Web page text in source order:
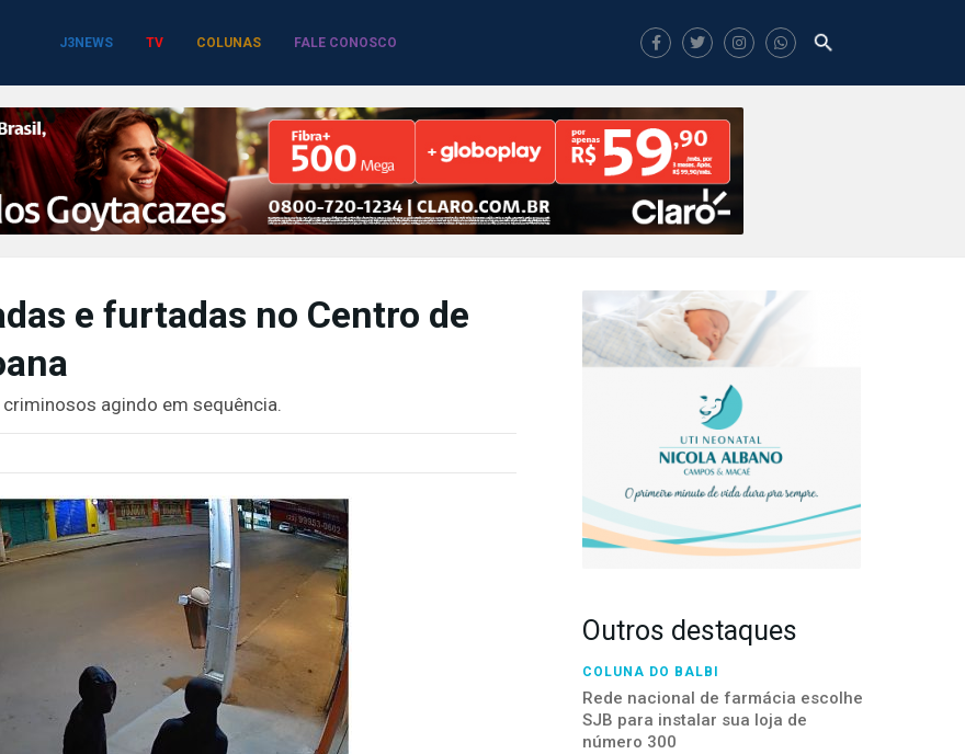
J3NEWS TV COLUNAS FALE CONOSCO
e furtadas no Centro de
agindo em sequência.
Outros destaques
COLUNA DO BALBI
Rede nacional de farmácia escolhe
SJB para instalar sua loja de
número 300